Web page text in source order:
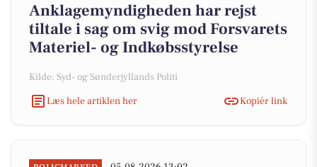
Anklagemyndigheden har rejst
tiltale i sag om svig mod Forsvarets
Materiel- og Indkøbsstyrelse
Kilde: Syd- og Sønderjyllands Politi
Læs hele artiklen her
Kopiér link